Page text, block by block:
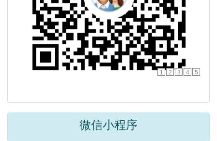
1 2 3 4 5
微信小程序